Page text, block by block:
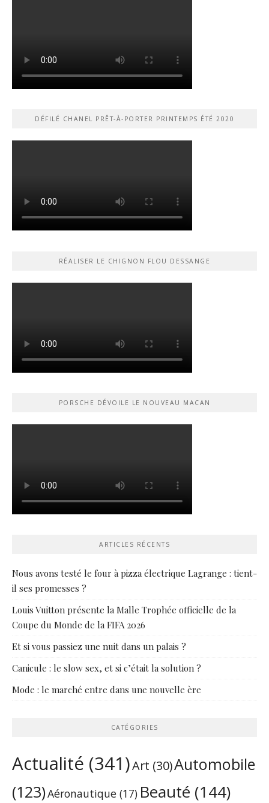
DÉFILÉ CHANEL PRÊT-À-PORTER PRINTEMPS ÉTÉ 2020
RÉALISER LE CHIGNON FLOU DESSANGE
PORSCHE DÉVOILE LE NOUVEAU MACAN
ARTICLES RÉCENTS
Nous avons testé le four à pizza électrique Lagrange : tient-
il ses promesses ?
Louis Vuitton présente la Malle Trophée officielle de la
Coupe du Monde de la FIFA 2026
Et si vous passiez une nuit dans un palais ?
Canicule : le slow sex, et si c’était la solution ?
Mode : le marché entre dans une nouvelle ère
CATÉGORIES
Actualité (341)Art (30)Automobile
(123)Aéronautique (17) Beauté (144)